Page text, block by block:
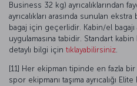
Business 32 kg) ayrıcalıklarından
ayrıcalıkları arasında sunulan ekstra
bagaj için geçerlidir. Kabin/el bagajı
uygulamasına tabidir. Standart kabin
detaylı bilgi için tıklayabilirsiniz.
[11] Her ekipman tipinde en fazla
spor ekipmanı taşıma ayrıcalığı